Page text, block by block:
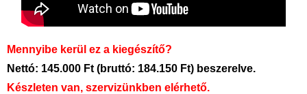
Mennyibe kerül ez a kiegészítő?
Nettó: 145.000 Ft (bruttó: 184.150 Ft) beszerelve.
Készleten van, szervizünkben elérhető.